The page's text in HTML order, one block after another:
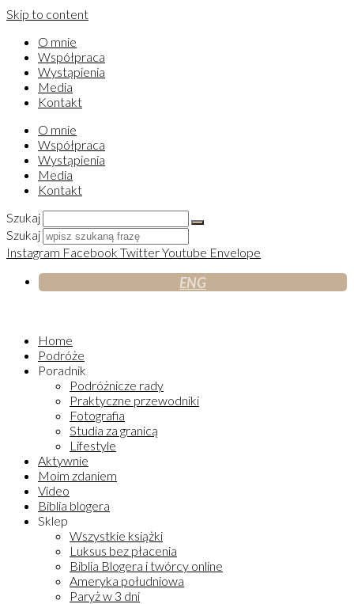
Skip to content
O mnie
Współpraca
Wystąpienia
Media
Kontakt
O mnie
Współpraca
Wystąpienia
Media
Kontakt
Szukaj
Szukaj
Instagram Facebook TwitterYoutube Envelope
ENG
Home
Podróże
Poradnik
Podróżnicze rady
Praktyczne przewodniki
Fotografia
Studia za granicą
Lifestyle
Aktywnie
Moim zdaniem
Video
Biblia blogera
Sklep
Wszystkie książki
Luksus bez płacenia
Biblia Blogera i twórcy online
Ameryka południowa
Paryż w 3 dni